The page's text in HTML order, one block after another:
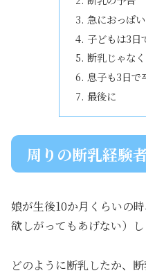
急におっぱ
子どもは3日
断乳じゃな
息子も3日で
最後に
周りの断乳経験
娘が生後10か月くらいの
欲しがってもあげない）し
どのように断乳したか、